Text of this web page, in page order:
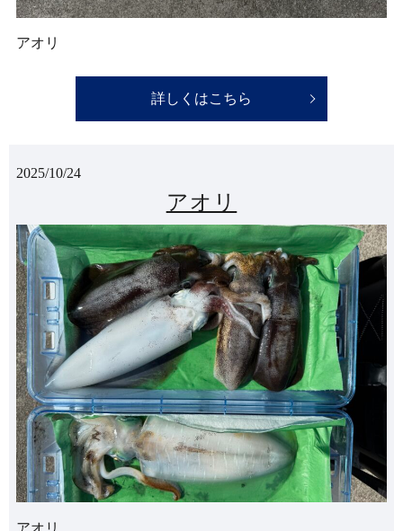
アオリ
詳しくはこちら
2025/10/24
アオリ
アオリ